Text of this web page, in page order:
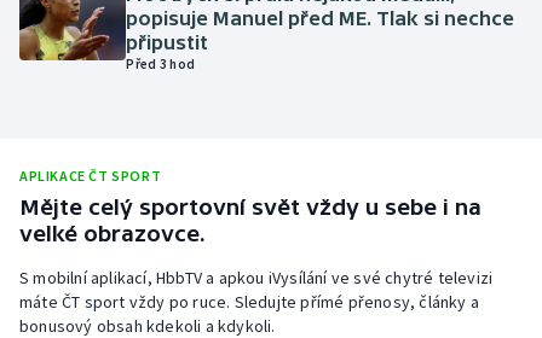
Plavání
Plážový volejbal
Rychlobruslení
Rychlostní kanoistika
Short track
popisuje Manuel před ME. Tlak si nechce
připustit
Před 3 hod
APLIKACE ČT SPORT
Mějte celý sportovní svět vždy u sebe i na
velké obrazovce.
S mobilní aplikací, HbbTV a apkou iVysílání ve své chytré televizi
máte ČT sport vždy po ruce. Sledujte přímé přenosy, články a
bonusový obsah kdekoli a kdykoli.